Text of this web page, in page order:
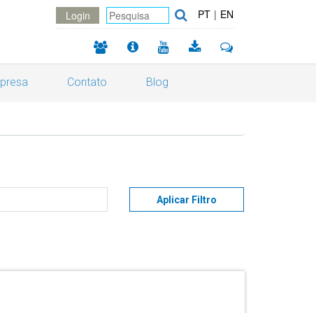
Login PT | EN
Contato Blog
Aplicar Filtro